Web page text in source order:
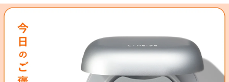
FOLLOW US